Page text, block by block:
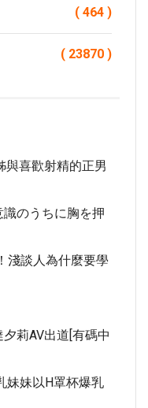
( 464 )
( 23870 )
與喜歡射精的正男
識のうちに胸を押
淺談人為什麼要學
莉AV出道[有碼中
妹妹以H罩杯爆乳